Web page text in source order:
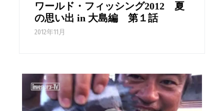
ワールド・フィッシング2012 夏
の思い出 in 大島編 第１話
2012年11月